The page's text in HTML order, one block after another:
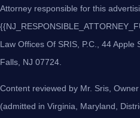
Attorney responsible for this
Law Offices Of SRIS, P.C., 44 Apple
Falls, NJ 07724.
Content reviewed by Mr. Sris,
(admitted in Virginia, Maryland,